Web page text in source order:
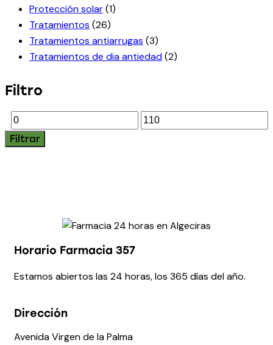
Protección solar(1)
Tratamientos (26)
Tratamientos antiarrugas (3)
Tratamientos de dia antiedad(2)
Filtro
Filtrar
Horario Farmacia 357
Estamos abiertos las 24 horas, los 365 días del año.
Dirección
Avenida Virgen de la Palma